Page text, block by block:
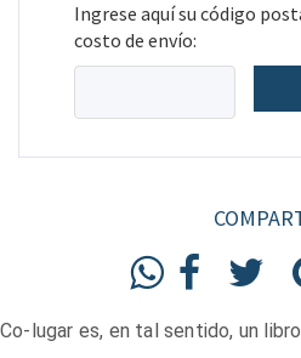
Ingrese aquí su código
costo de envío:
Co-lugar es, en tal sentido, un